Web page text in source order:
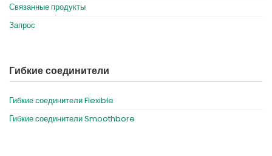
Связанные продукты
Запрос
Гибкие соединители
Гибкие соединители Flexible
Гибкие соединители Smoothbore